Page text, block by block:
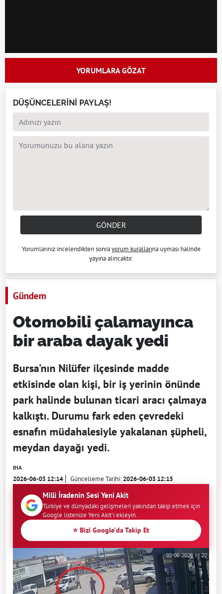
YORUMLARA GÖZAT
DÜŞÜNCELERİNİ PAYLAŞ!
GÖNDER
Yorumlarınız incelendikten sonrayorum kurallarına uyması halinde
yayına alıncaktır.
Gündem
Otomobili çalamayınca
bir araba dayak yedi
Bursa'nın Nilüfer ilçesinde madde
etkisinde olan kişi, bir iş yerinin önünde
park halinde bulunan ticari aracı çalmaya
kalkıştı. Durumu fark eden çevredeki
esnafın müdahalesiyle yakalanan şüpheli,
meydan dayağı yedi.
IHA
2026-06-03 12:14 Güncelleme Tarihi:2026-06-03 12:15
Milli İradenin Sesi Yeni Akit
Türkiye ve dünyadaki gelişmeleri yakından takip etmek için
Google listenize Yeni Akit'i ekleyin.
⭐ Bizi Google'da Takip Et